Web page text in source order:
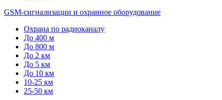
GSM-сигнализации и охранное оборудование
Охрана по радиоканалу
До 400 м
До 800 м
До 2 км
До 5 км
До 10 км
10-25 км
25-50 км